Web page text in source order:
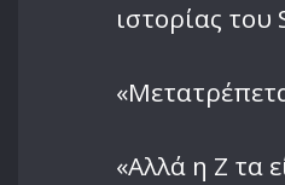
ιστορίας
«Αλλά η Z τα